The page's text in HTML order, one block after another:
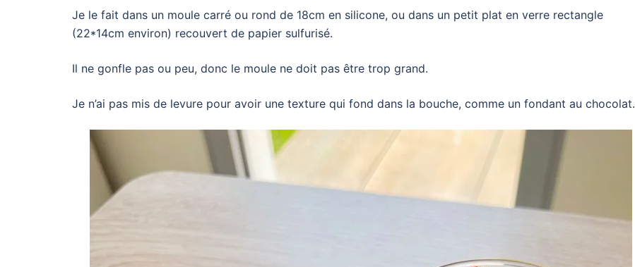
Je le fait dans un moule carré ou rond de 18cm en silicone, ou dans un petit plat en verre rectangle
(22*14cm environ) recouvert de papier sulfurisé.
Il ne gonfle pas ou peu, donc le moule ne doit pas être trop grand.
Je n’ai pas mis de levure pour avoir une texture qui fond dans la bouche, comme un fondant au chocolat.